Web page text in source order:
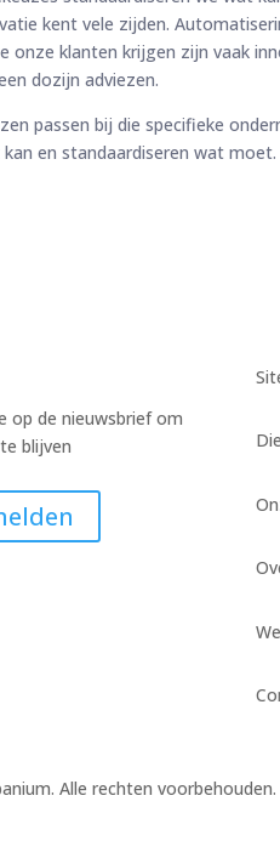
kent vele zijden.
onze klanten krijgen zijn vaak
dozijn adviezen.
passen bij die specifieke
en standaardiseren wat moet.
op de nieuwsbrief om
blijven
Alle rechten voorbehouden.